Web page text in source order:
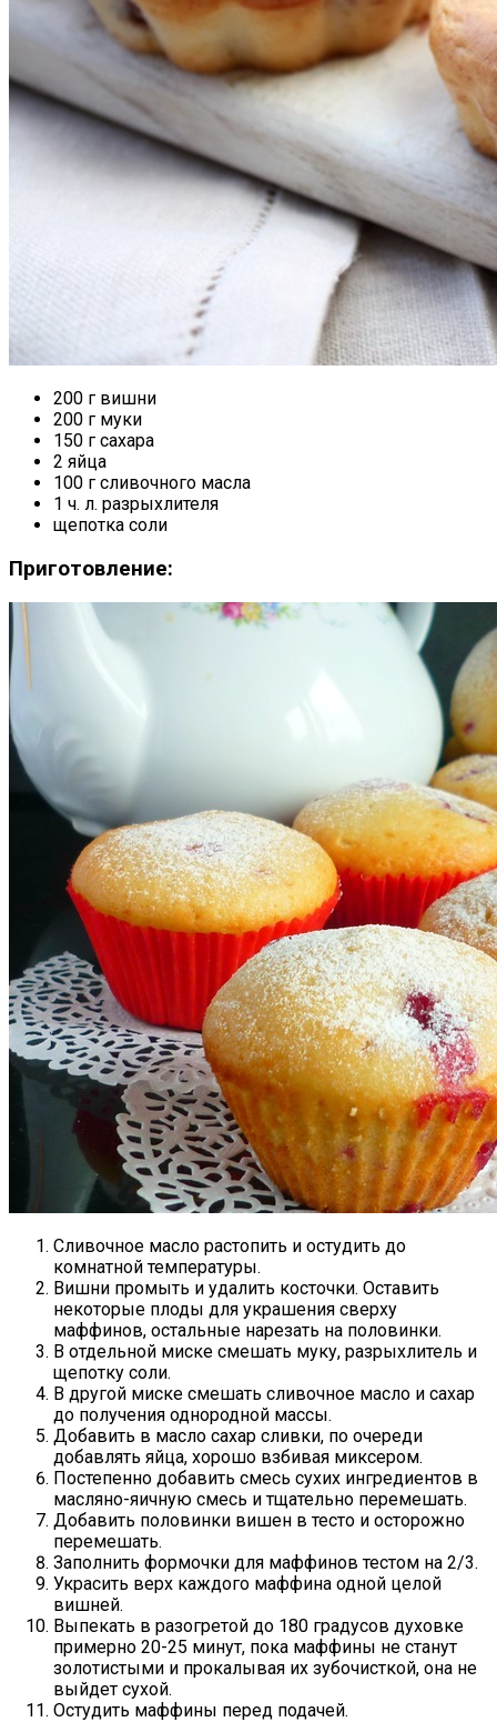
200 г вишни
200 г муки
150 г сахара
2 яйца
100 г сливочного масла
1 ч. л. разрыхлителя
щепотка соли
Приготовление:
Сливочное масло растопить и остудить до
комнатной температуры.
Вишни промыть и удалить косточки. Оставить
некоторые плоды для украшения сверху
маффинов, остальные нарезать на половинки.
В отдельной миске смешать муку, разрыхлитель и
щепотку соли.
В другой миске смешать сливочное масло и сахар
до получения однородной массы.
Добавить в масло сахар сливки, по очереди
добавлять яйца, хорошо взбивая миксером.
Постепенно добавить смесь сухих ингредиентов в
масляно-яичную смесь и тщательно перемешать.
Добавить половинки вишен в тесто и осторожно
перемешать.
Заполнить формочки для маффинов тестом на 2/3.
Украсить верх каждого маффина одной целой
вишней.
Выпекать в разогретой до 180 градусов духовке
примерно 20-25 минут, пока маффины не станут
золотистыми и прокалывая их зубочисткой, она не
выйдет сухой.
Остудить маффины перед подачей.